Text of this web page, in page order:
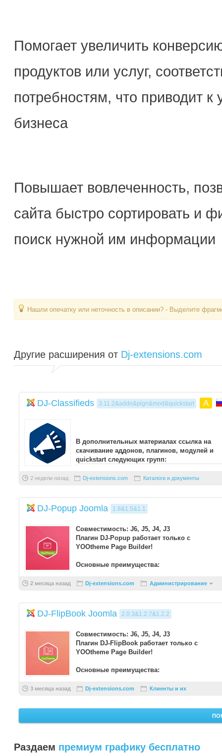
Помогает увеличить
продуктов или услуг,
потребностям, что приводит
бизнеса
Повышает вовлеченность,
сайта быстро сортировать и
поиск нужной им информации
Нашли опечатку или неточность в описании? - Выделите
Другие расширения от Dj-extensions.com
DJ-Classifieds 3.11.2&addn&plgn&mod&quickstart A
В дополнительных материалах ссылка на
скачивание аддонов, плагинов, модулей и
quickstart следующих групп:
2 недели назад Dj-extensions.com Каталоги и документы
DJ-Popup Joomla 1.8&1.5&1.1
Совместимость: J6, J5, J4, J3
Плагин DJ-Popup работает только с
YOOtheme Page Builder!
Основные преимущества:
2 месяца назад Dj-extensions.com Администрирование
DJ-FlipBook Joomla 2.0.3&1.2.7&1.2.2
Совместимость: J6, J5, J4, J3
Плагин DJ-FlipBook работает только с
YOOtheme Page Builder!
Основные преимущества:
3 месяца назад Dj-extensions.com
Клиенты и их
Раздаем премиум графику бесплатно